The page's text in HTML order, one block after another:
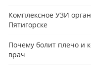
Комплексное УЗИ
Пятигорске
Почему болит плечо и
врач